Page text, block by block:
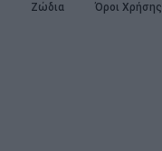
Ζώδια Όροι Χρήσης